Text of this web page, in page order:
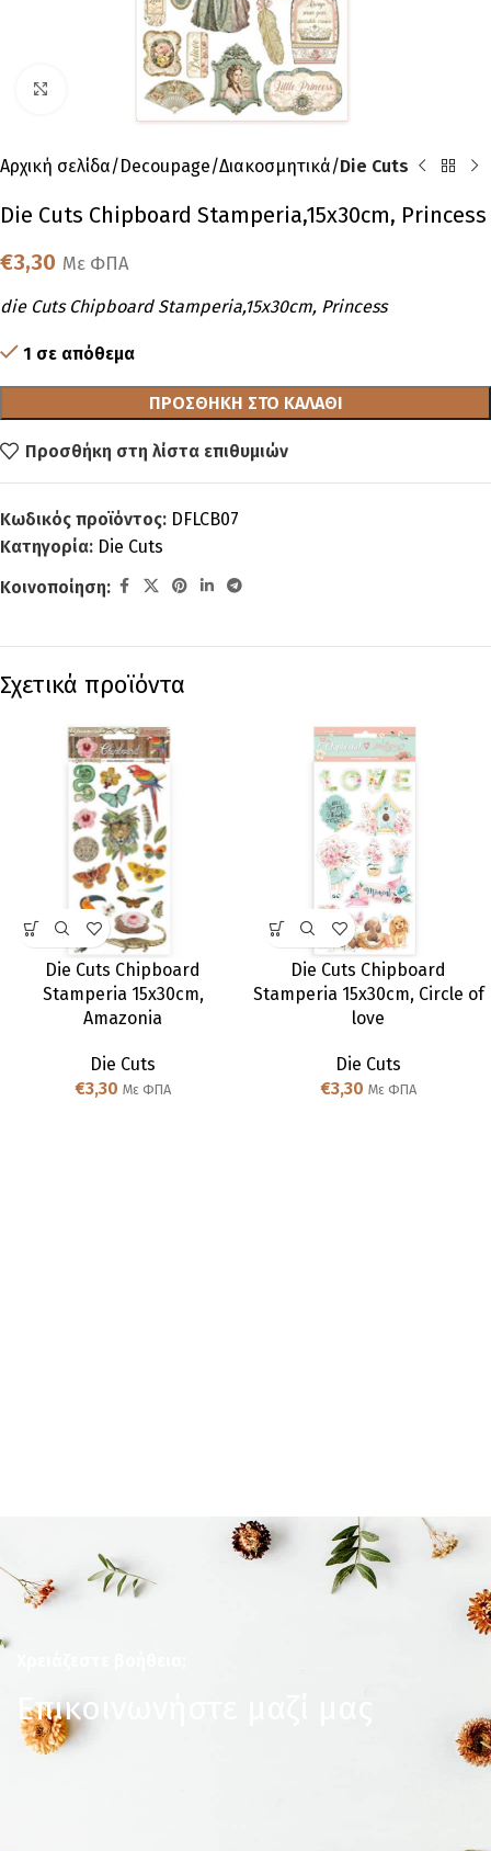
Click to enlarge
Αρχική σελίδα Decoupage Διακοσμητικά Die Cuts
Die Cuts Chipboard Stamperia,15x30cm, Princess
€3,30 Με ΦΠΑ
die Cuts Chipboard Stamperia,15x30cm, Princess
1 σε απόθεμα
ΠΡΟΣΘΉΚΗ ΣΤΟ ΚΑΛΆΘΙ
Προσθήκη στη λίστα επιθυμιών
Κωδικός προϊόντος: DFLCB07
Κατηγορία: Die Cuts
Κοινοποίηση:
Σχετικά προϊόντα
Die Cuts Chipboard
Stamperia 15x30cm,
Amazonia
Die Cuts
€3,30 Με ΦΠΑ
Die Cuts Chipboard
Stamperia 15x30cm, Circle of
love
Die Cuts
€3,30 Με ΦΠΑ
Επικοινωνήστε μαζί μας